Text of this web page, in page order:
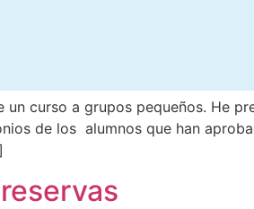
curso a grupos pequeños. He
de los alumnos que han